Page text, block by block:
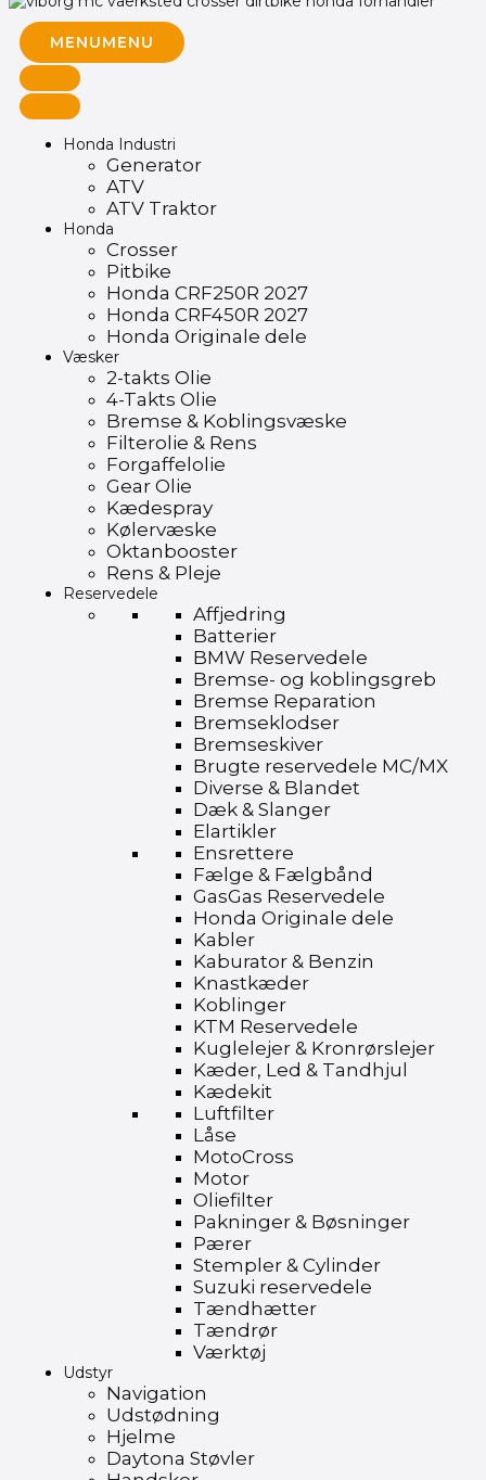
MENUMENU
Honda Industri
Generator
ATV
ATV Traktor
Honda
Crosser
Pitbike
Honda CRF250R 2027
Honda CRF450R 2027
Honda Originale dele
Væsker
2-takts Olie
4-Takts Olie
Bremse & Koblingsvæske
Filterolie & Rens
Forgaffelolie
Gear Olie
Kædespray
Kølervæske
Oktanbooster
Rens & Pleje
Reservedele
Affjedring
Batterier
BMW Reservedele
Bremse- og koblingsgreb
Bremse Reparation
Bremseklodser
Bremseskiver
Brugte reservedele MC/MX
Diverse & Blandet
Dæk & Slanger
Elartikler
Ensrettere
Fælge & Fælgbånd
GasGas Reservedele
Honda Originale dele
Kabler
Kaburator & Benzin
Knastkæder
Koblinger
KTM Reservedele
Kuglelejer & Kronrørslejer
Kæder, Led & Tandhjul
Kædekit
Luftfilter
Låse
MotoCross
Motor
Oliefilter
Pakninger & Bøsninger
Pærer
Stempler & Cylinder
Suzuki reservedele
Tændhætter
Tændrør
Værktøj
Udstyr
Navigation
Udstødning
Hjelme
Daytona Støvler